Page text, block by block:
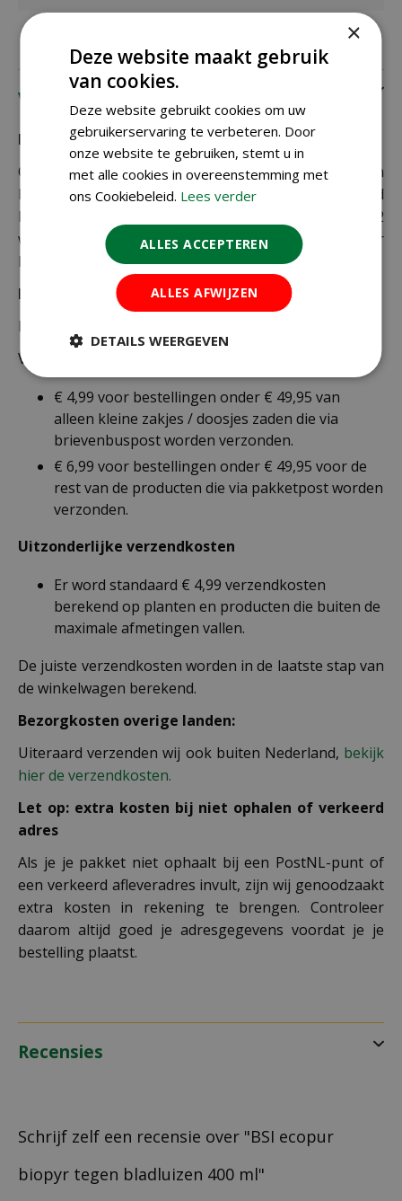
Verzending
Bezorging:
Om uw bestelling goed en veilig bij u thuis te laten
bezorgen maken wij gebruik van PostNL. De levertijd
bedraagt doorgaans tussen de 1 en 2
werkdagen. Deze bezorgtijd geldt zowel voor
Nederland als België.
Bezorgkosten Nederland:
Bestellingen van € 49,95 of meer verzenden wij gratis.
Voor een bestelling onder € 49,95 zijn er 2 tarieven:
€ 4,99 voor bestellingen onder € 49,95 van
alleen kleine zakjes / doosjes zaden die via
brievenbuspost worden verzonden.
€ 6,99 voor bestellingen onder € 49,95 voor de
rest van de producten die via pakketpost worden
verzonden.
Uitzonderlijke verzendkosten
Er word standaard € 4,99 verzendkosten
berekend op planten en producten die buiten de
maximale afmetingen vallen.
De juiste verzendkosten worden in de laatste stap van
de winkelwagen berekend.
Bezorgkosten overige landen:
Uiteraard verzenden wij ook buiten Nederland, bekijk
hier de verzendkosten.
Let op: extra kosten bij niet ophalen of verkeerd
adres
Als je je pakket niet ophaalt bij een PostNL-punt of
een verkeerd afleveradres invult, zijn wij genoodzaakt
extra kosten in rekening te brengen. Controleer
daarom altijd goed je adresgegevens voordat je je
bestelling plaatst.
Recensies
Schrijf zelf een recensie over "BSI ecopur
biopyr tegen bladluizen 400 ml"
×
Deze website maakt gebruik
van cookies.
Deze website gebruikt cookies om uw
gebruikerservaring te verbeteren. Door
onze website te gebruiken, stemt u in
met alle cookies in overeenstemming met
ons Cookiebeleid. Lees verder
ALLES ACCEPTEREN
ALLES AFWIJZEN
DETAILS WEERGEVEN